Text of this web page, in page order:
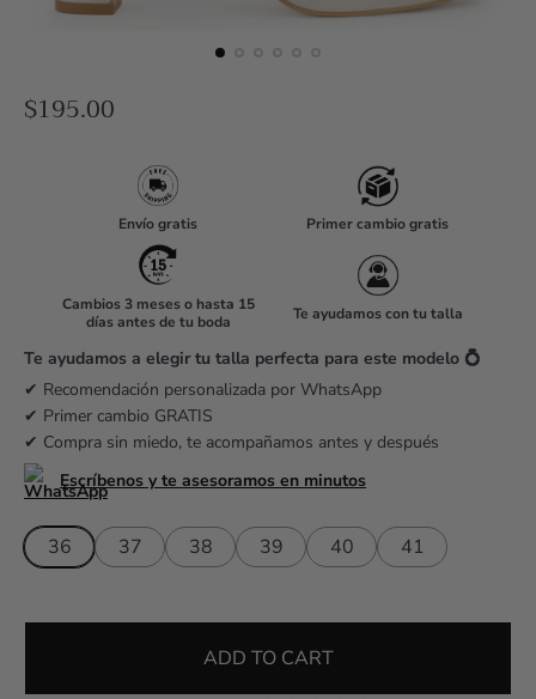
R
r
i
c
e
$195.00
Envío gratis Primer cambio gratis
Cambios 3 meses o hasta 15
días antes de tu boda
Te ayudamos con tu talla
Te ayudamos a elegir tu talla perfecta para este modelo 💍
✔ Recomendación personalizada por WhatsApp
✔ Primer cambio GRATIS
✔ Compra sin miedo, te acompañamos antes y después
Escríbenos y te asesoramos en minutos
36 37 38 39 40 41
ADD TO CART